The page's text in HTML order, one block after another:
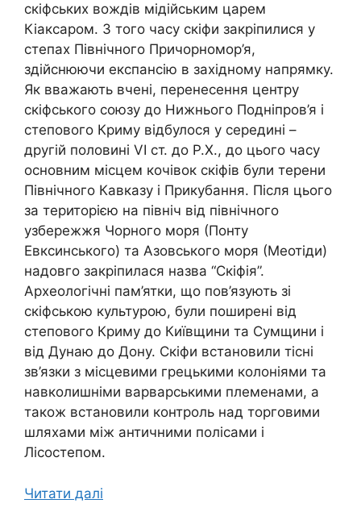
скіфських вождів мідійським царем
Кіаксаром. З того часу скіфи закріпилися у
степах Північного Причорномор’я,
здійснюючи експансію в західному напрямку.
Як вважають вчені, перенесення центру
скіфського союзу до Нижнього Подніпров’я і
степового Криму відбулося у середині –
другій половині VI ст. до Р.Х., до цього часу
основним місцем кочівок скіфів були терени
Північного Кавказу і Прикубання. Після цього
за територією на північ від північного
узбережжя Чорного моря (Понту
Евксинського) та Азовського моря (Меотіди)
надовго закріпилася назва “Скіфія”.
Археологічні пам’ятки, що пов’язують зі
скіфською культурою, були поширені від
степового Криму до Київщини та Сумщини і
від Дунаю до Дону. Скіфи встановили тісні
зв’язки з місцевими грецькими колоніями та
навколишніми варварськими племенами, а
також встановили контроль над торговими
шляхами між античними полісами і
Лісостепом.
Читати далі